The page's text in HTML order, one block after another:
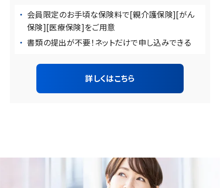
会員限定のお手頃な保険料で[親介護保険][がん
保険][医療保険]をご用意
書類の提出が不要！ネットだけで申し込みできる
詳しくはこちら